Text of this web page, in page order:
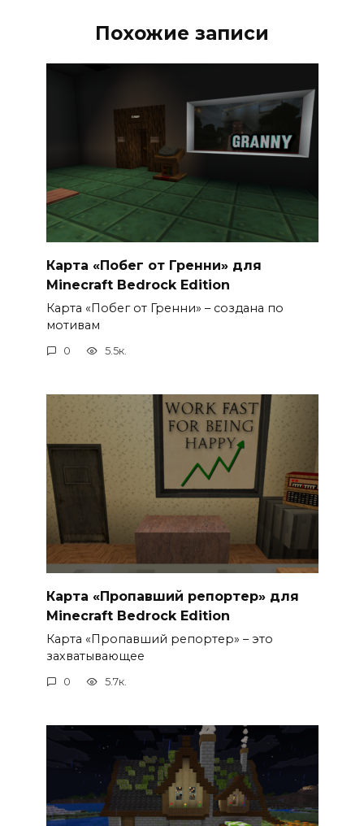
Похожие записи
Карта «Побег от Гренни» для
Minecraft Bedrock Edition
Карта «Побег от Гренни» – создана по
мотивам
0 5.5к.
Карта «Пропавший репортер» для
Minecraft Bedrock Edition
Карта «Пропавший репортер» – это
захватывающее
0 5.7к.